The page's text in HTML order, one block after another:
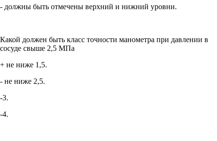
- должны быть отмечены верхний и нижний уровни.
Какой должен быть класс точности манометра при давлении в
сосуде свыше 2,5 МПа
+ не ниже 1,5.
- не ниже 2,5.
-3.
-4.